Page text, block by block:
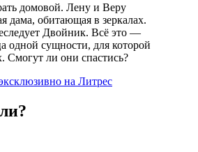
домовой. Лену и Веру
дама, обитающая в зеркалах.
Двойник. Всё это —
одной сущности, для которой
ли они спастись?
на Литрес